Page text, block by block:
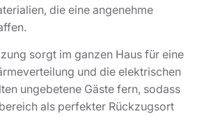
die eine angenehme
sorgt im ganzen Haus für eine
und die elektrischen
ungebetene Gäste fern, sodass
als perfekter Rückzugsort